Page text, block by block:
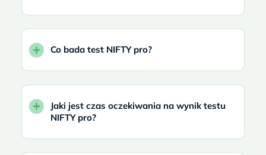
Co bada test NIFTY pro?
Jaki jest czas oczekiwania na wynik testu
NIFTY pro?